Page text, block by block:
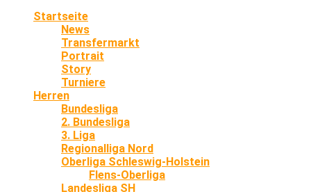
Startseite
News
Transfermarkt
Portrait
Story
Turniere
Herren
Bundesliga
2. Bundesliga
3. Liga
Regionalliga Nord
Oberliga Schleswig-Holstein
Flens-Oberliga
Landesliga SH